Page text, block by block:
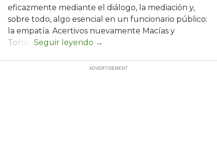
eficazmente mediante el diálogo, la mediación y,
sobre todo, algo esencial en un funcionario público:
la empatía. Acertivos nuevamente Macías y
Torres.